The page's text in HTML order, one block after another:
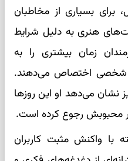
برای بسیاری از مخاطبان
هنری به دلیل شرایط
زمان بیشتری را به
شخصی اختصاص می‌دهند.
نشان می‌دهد او این روزها
محبوبش رجوع کرده است.
با واکنش مثبت کاربران